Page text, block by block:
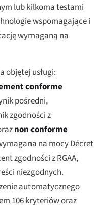
lub kilkomatestami
wspomagające i
wymaganą na
objętej usługi:
conforme
pośredni,
zgodności z
non conforme
na mocy Décret
zgodności z RGAA,
niezgodnych.
automatycznego
106 kryteriów oraz